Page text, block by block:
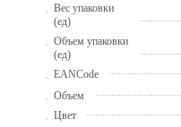
Вес упаковки
(ед)
Объем упаковки
(ед)
EANCode
Объем
Цвет